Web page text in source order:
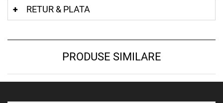
RETUR & PLATA
PRODUSE SIMILARE